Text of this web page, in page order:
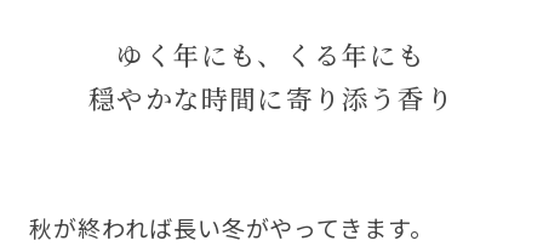
ゆく年にも、くる年にも
穏やかな時間に寄り添う香り
秋が終われば長い冬がやってきます。